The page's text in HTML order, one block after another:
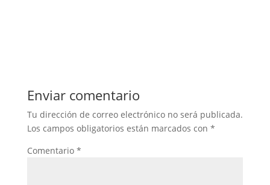
Enviar comentario
Tu dirección de correo electrónico no será publicada.
Los campos obligatorios están marcados con *
Comentario *